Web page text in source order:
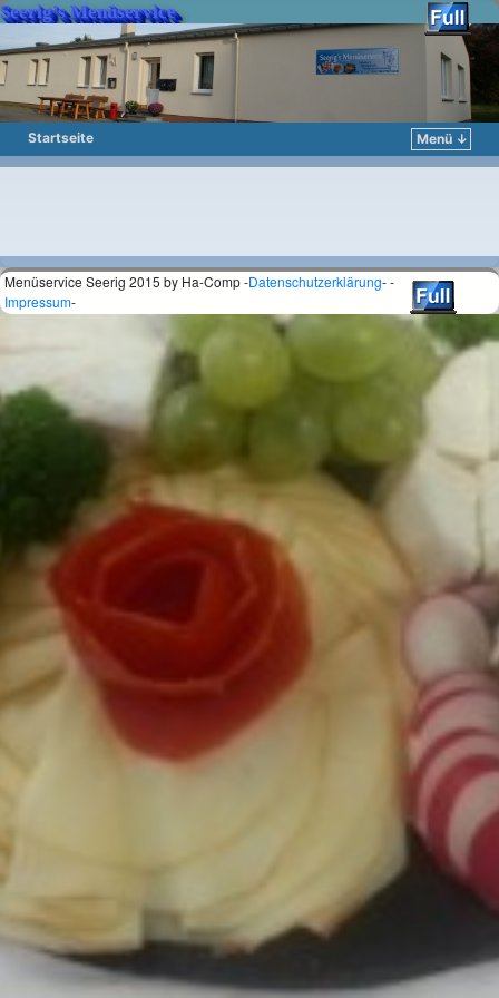
Seerig’s Menüservice
Startseite
Menü ↓
Zum Inhalt wechseln
Zum sekundären Inhalt wechseln
Menüservice Seerig 2015 by Ha-Comp -Datenschutzerklärung- -
Impressum-